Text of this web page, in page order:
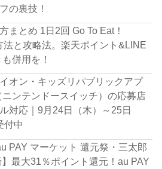
の裏技！
まとめ 1日2回 Go To Eat！
と攻略法。楽天ポイント&LINE
併用を！
オン・キッズリパブリックアプ
ンテンドースイッチ）の応募店
対応｜9月24日（木）～25日
付中
PAY マーケット 還元祭・三太郎
最大31％ポイント還元！au PAY